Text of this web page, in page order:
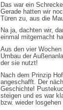
Das war ein
Gerade hatten wir
Türen zu, aus die
Na ja, dachten wir,
einmal mitgemacht
Aus den vier
Umbau der
der sie nutzt!
Nach dem Prinzip
angeschafft. Der
Geschichte!
steigen und es war
bzw. wieder losgehen